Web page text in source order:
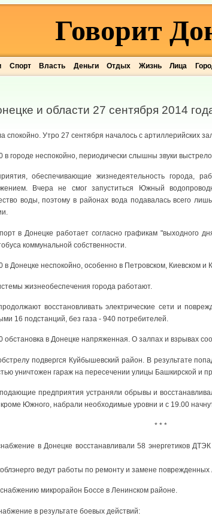
Спорт Власть Деньги Отдых Жизнь Лица
Говорит
и области 27 сентября 2014
спокойно. Утро 27 сентября началось с артиллерийских
в городе неспокойно, периодически слышны звуки
обеспечивающие жизнедеятельность города,
Вчера не смог запуститься Южный
воды, поэтому в районах вода подавалась всего
в Донецке работает согласно графикам "выходного
коммунальной собственности.
в Донецке неспокойно, особенно в Петровском, Киевском и
жизнеобеспечения города работают.
восстановливать электрические сети и
16 подстанций, без газа - 940 потребителей.
обстановка в Донецке напряженная. О залпах и взрывах
подвергся Куйбышевский район. В результате
уничтожен гараж на пересечении улицы Башкирской и
предприятия устраняли обрывы и
Южного, набрали необходимые уровни и с 19.00
* * *
в Донецке восстанавливали 58 энергетиков
ведут работы по ремонту и замене поврежденных
микрорайон Боссе в Ленинском районе.
в результате боевых действий: